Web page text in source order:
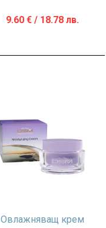
9.60€ / 18.78 лв.
Овлажняващ крем